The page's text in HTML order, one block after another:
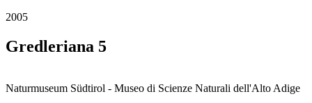
2005
Gredleriana 5
Naturmuseum Südtirol - Museo di Scienze Naturali dell'Alto Adige